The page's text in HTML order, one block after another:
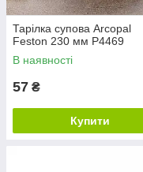
Тарілка супова Arcopal
Feston 230 мм P4469
В наявності
57 ₴
Купити